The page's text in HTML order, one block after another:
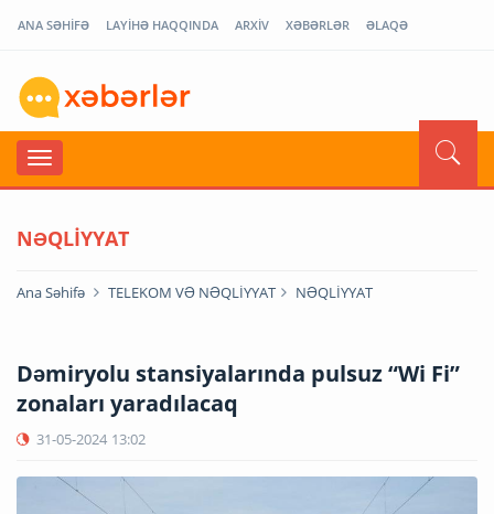
ANA SƏHİFƏ LAYİHƏ HAQQINDA ARXİV XƏBƏRLƏR ƏLAQƏ
NƏQLİYYAT
Ana Səhifə TELEKOM VƏ NƏQLİYYAT NƏQLİYYAT
Dəmiryolu stansiyalarında pulsuz “Wi Fi”
zonaları yaradılacaq
31-05-2024 13:02